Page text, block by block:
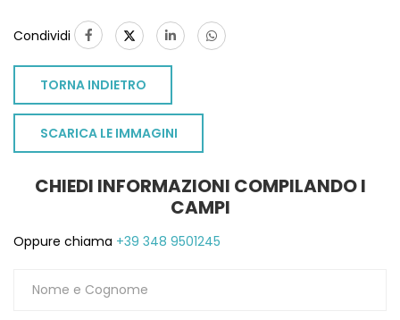
Condividi
TORNA INDIETRO
SCARICA LE IMMAGINI
CHIEDI INFORMAZIONI COMPILANDO I
CAMPI
Oppure chiama +39 348 9501245